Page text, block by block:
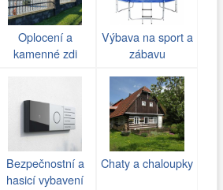
Oplocení a
kamenné zdi
Výbava na sport a
zábavu
Bezpečnostní a
hasicí vybavení
Chaty a chaloupky